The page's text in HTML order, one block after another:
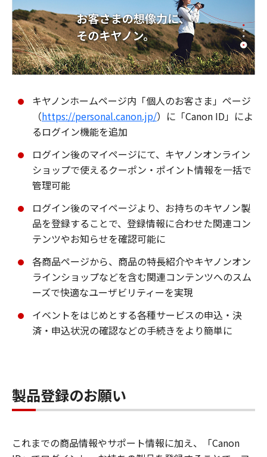
キヤノンホームページ内「個人のお客さま」ページ
（https://personal.canon.jp/）に「Canon ID」によ
るログイン機能を追加
ログイン後のマイページにて、キヤノンオンライン
ショップで使えるクーポン・ポイント情報を一括で
管理可能
ログイン後のマイページより、お持ちのキヤノン製
品を登録することで、登録情報に合わせた関連コン
テンツやお知らせを確認可能に
各商品ページから、商品の特長紹介やキヤノンオン
ラインショップなどを含む関連コンテンツへのスム
ーズで快適なユーザビリティーを実現
イベントをはじめとする各種サービスの申込・決
済・申込状況の確認などの手続きをより簡単に
製品登録のお願い
これまでの商品情報やサポート情報に加え、「Canon